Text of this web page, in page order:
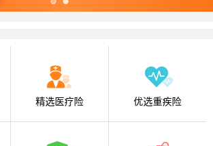
精选医疗险 优选重疾险